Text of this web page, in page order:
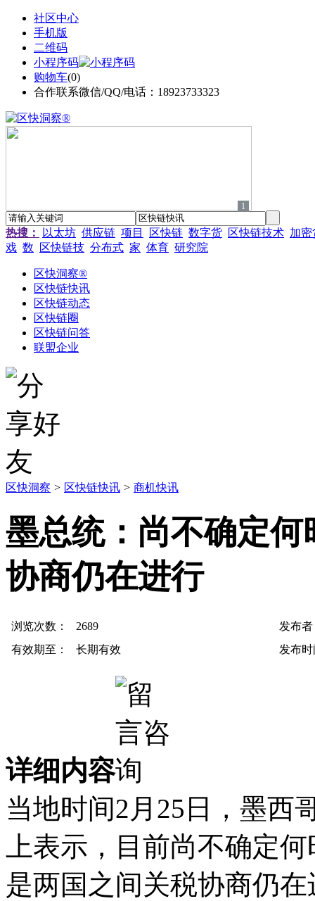
社区中心
手机版
二维码
小程序码
购物车(0)
合作联系微信/QQ/电话：18923733323
1
热搜： 以太坊 供应链 项目 区快链 数字货 区快链技术 加密
戏 数 区快链技 分布式 家 体育 研究院
区快洞察®
区快链快讯
区快链动态
区快链圈
区快链问答
联盟企业
区快洞察 > 区快链快讯 > 商机快讯
墨总统：尚不确定
协商仍在进行
浏览次数： 2689
发布
有效期至：
长期有效 发布
详细内容
当地时间2月25日，墨西
上表示，目前尚不确定
是两国之间关税协商仍